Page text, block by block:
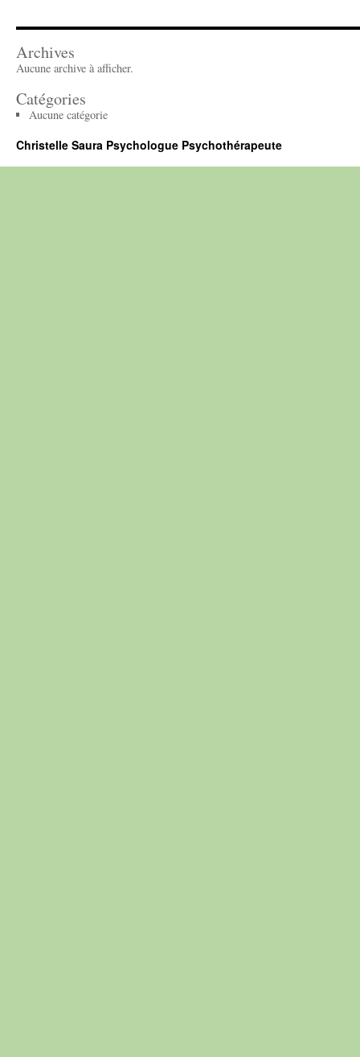
Archives
Aucune archive à afficher.
Catégories
Aucune catégorie
Christelle Saura Psychologue Psychothérapeute